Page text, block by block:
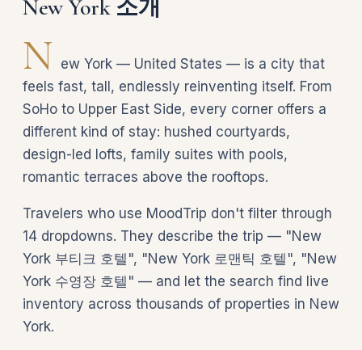
New York 소개
N ew York — United States — is a city that
feels fast, tall, endlessly reinventing itself. From
SoHo to Upper East Side, every corner offers a
different kind of stay: hushed courtyards,
design-led lofts, family suites with pools,
romantic terraces above the rooftops.
Travelers who use MoodTrip don't filter through
14 dropdowns. They describe the trip — "New
York 부티크 호텔", "New York 로맨틱 호텔", "New
York 수영장 호텔" — and let the search find live
inventory across thousands of properties in New
York.